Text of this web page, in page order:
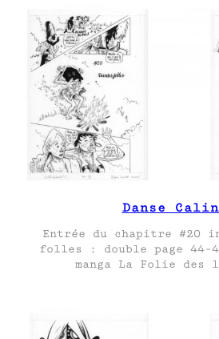
Danse
Entrée du chapitre #20
folles : double page 44-
manga La Folie des